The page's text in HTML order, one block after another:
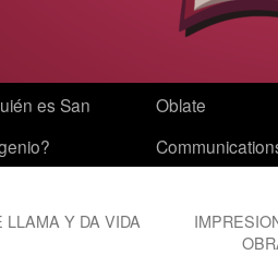
es San
Oblate
Y DA VIDA